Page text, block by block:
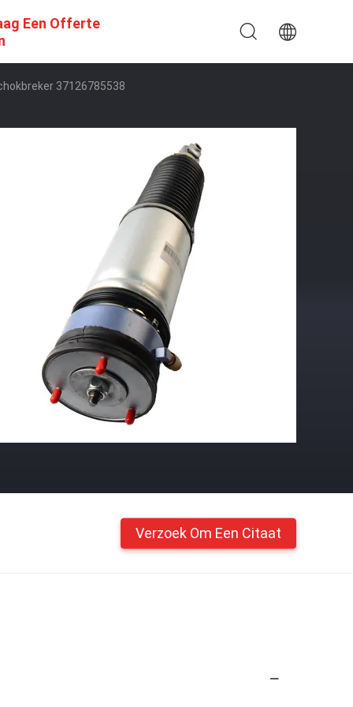
Een Offerte
37126785538
Verzoek Om Een Citaat